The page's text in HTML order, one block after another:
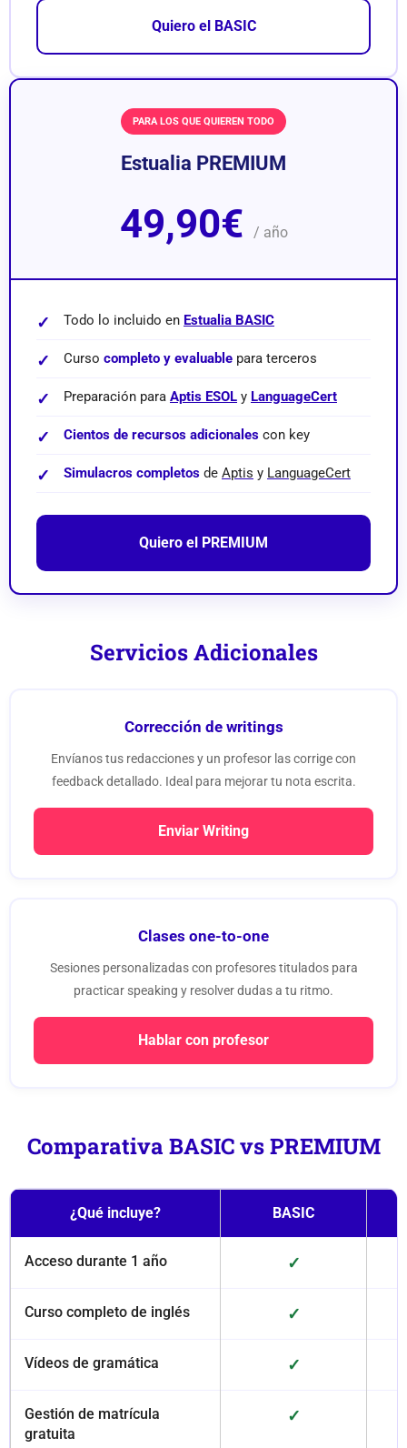
Quiero el BASIC
PARA LOS QUE QUIEREN TODO
Estualia PREMIUM
49,90€ / año
Todo lo incluido en Estualia BASIC
Curso completo y evaluable para terceros
Preparación para Aptis ESOL y LanguageCert
Cientos de recursos adicionales con key
Simulacros completos de Aptis y LanguageCert
Quiero el PREMIUM
Servicios Adicionales
Corrección de writings
Envíanos tus redacciones y un profesor las corrige con
feedback detallado. Ideal para mejorar tu nota escrita.
Enviar Writing
Clases one-to-one
Sesiones personalizadas con profesores titulados para
practicar speaking y resolver dudas a tu ritmo.
Hablar con profesor
Comparativa BASIC vs PREMIUM
¿Qué incluye? BASIC
Acceso durante 1 año ✓
Curso completo de inglés ✓
Vídeos de gramática ✓
Gestión de matrícula
gratuita
✓